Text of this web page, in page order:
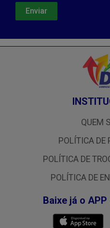
QUEM
POLÍTICA DE
POLÍTICA DE
POLÍTICA DE
Baixe já o